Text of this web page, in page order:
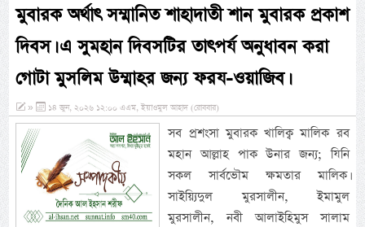
মুবারক অর্থাৎ সম্মানিত শাহাদাতী শান মুবারক প্রকাশ
দিবস। এ সুমহান দিবসটির তাৎপর্য অনুধাবন করা
গোটা মুসলিম উম্মাহর জন্য ফরয-ওয়াজিব।
» ১৪ জুন, ২০২৬ ১২:০০ এএম, ইয়াওমুল আহাদ (রোববার)
সব প্রশংসা মুবারক খালিক্ব মালিক রব
মহান আল্লাহ পাক উনার জন্য; যিনি
সকল সার্বভৌম ক্ষমতার মালিক।
সাইয়্যিদুল মুরসালীন, ইমামুল
মুরসালীন, নবী আলাইহিমুস সালাম